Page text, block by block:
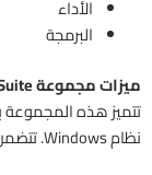
الأداء
البرمجة
ميزات مجموعة Sysinternals Suite
تتميز هذه المجموعة
نظام Windows. تتضمن هذه الميزات ما يلي: